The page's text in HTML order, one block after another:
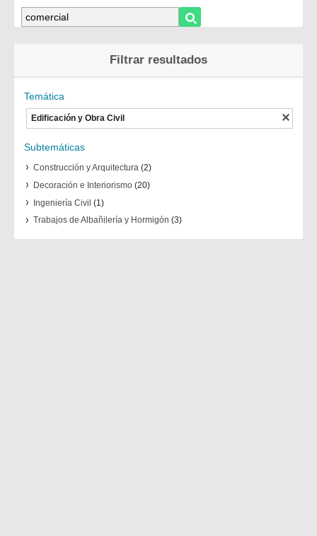
Filtrar resultados
Temática
Edificación y Obra Civil
Subtemáticas
Construcción y Arquitectura(2)
Decoración e Interiorismo(20)
Ingeniería Civil (1)
Trabajos de Albañilería y Hormigón (3)